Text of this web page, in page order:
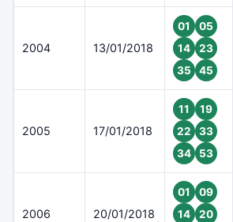
2004 13/01/2018
01
05
14
23
35
45
2005 17/01/2018
11
19
22
33
34
53
2006 20/01/2018
01
09
14
20